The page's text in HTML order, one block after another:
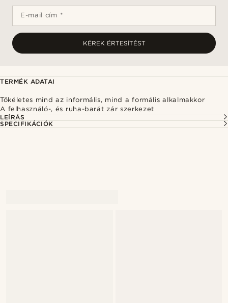
E-mail cím *
KÉREK ÉRTESÍTÉST
TERMÉK ADATAI
Tökéletes mind az informális, mind a formális alkalmakkor
A felhasználó-, és ruha-barát zár szerkezet
LEÍRÁS
SPECIFIKÁCIÓK